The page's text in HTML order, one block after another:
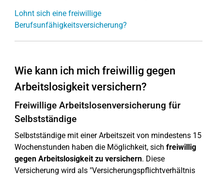
Lohnt sich eine freiwillige
Berufsunfähigkeitsversicherung?
Wie kann ich mich freiwillig gegen
Arbeitslosigkeit versichern?
Freiwillige Arbeitslosenversicherung für
Selbstständige
Selbstständige mit einer Arbeitszeit von mindestens 15
Wochenstunden haben die Möglichkeit, sich freiwillig
gegen Arbeitslosigkeit zu versichern. Diese
Versicherung wird als "Versicherungspflichtverhältnis